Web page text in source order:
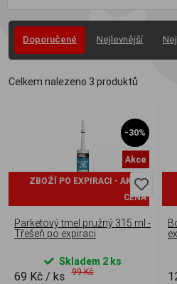
Doporučené Nejlevnější
Celkem nalezeno 3 produktů
-30%
Akce
ZBOŽÍ PO EXPIRACI - AKČNÍ
CENA
Parketový tmel pružný 315 ml -
Třešeň po expiraci
Skladem 2 ks
99 Kč
69 Kč / ks